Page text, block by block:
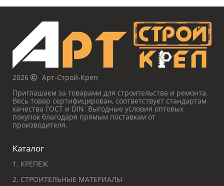
2026
Арт-Строй-Креп
Приглашаем за товарами для строительства и ремонта.
Весь товар сертифицирован, соответствует стандартам
качества ГОСТ и DIN. Выгодные условия оптовых
покупок благодаря прямым поставкам от
производителя.
Каталог
1. КРЕПЕЖ
2. СТРОИТЕЛЬНЫЕ МАТЕРИАЛЫ